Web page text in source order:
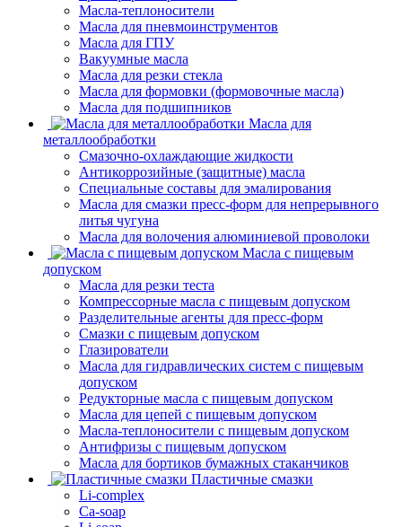
Масла-теплоносители
Масла для пневмоинструментов
Масла для ГПУ
Вакуумные масла
Масла для резки стекла
Масла для формовки (формовочные масла)
Масла для подшипников
Масла для
металлообработки
Смазочно-охлаждающие жидкости
Антикоррозийные (защитные) масла
Специальные составы для эмалирования
Масла для смазки пресс-форм для непрерывного
литья чугуна
Масла для волочения алюминиевой проволоки
Масла с пищевым
допуском
Масла для резки теста
Компрессорные масла с пищевым допуском
Разделительные агенты для пресс-форм
Смазки с пищевым допуском
Глазирователи
Масла для гидравлических систем с пищевым
допуском
Редукторные масла с пищевым допуском
Масла для цепей с пищевым допуском
Масла-теплоносители с пищевым допуском
Антифризы с пищевым допуском
Масла для бортиков бумажных стаканчиков
Пластичные смазки
Li-complex
Ca-soap